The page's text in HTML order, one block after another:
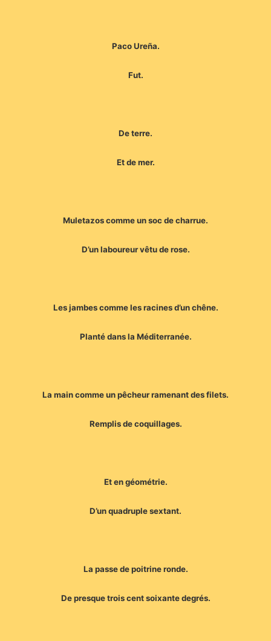
Paco Ureña.
Fut.
De terre.
Et de mer.
Muletazos comme un soc de charrue.
D’un laboureur vêtu de rose.
Les jambes comme les racines d’un chêne.
Planté dans la Méditerranée.
La main comme un pêcheur ramenant des filets.
Remplis de coquillages.
Et en géométrie.
D’un quadruple sextant.
La passe de poitrine ronde.
De presque trois cent soixante degrés.